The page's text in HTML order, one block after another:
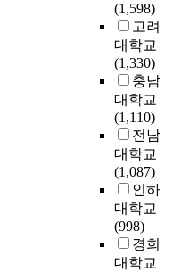
(1,598)
고려
대학교
(1,330)
충남
대학교
(1,110)
전남
대학교
(1,087)
인하
대학교
(998)
경희
대학교